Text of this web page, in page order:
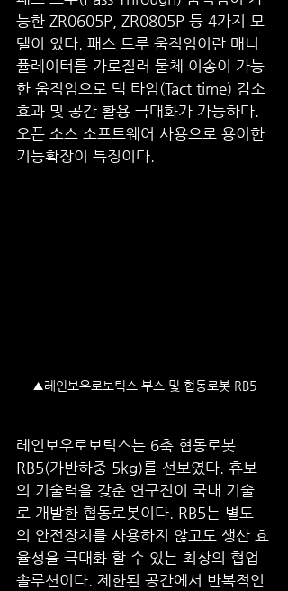
능한 ZR0605P, ZR0805P 등 4가지 모
델이 있다. 패스 트루 움직임이란 매니
퓰레이터를 가로질러 물체 이송이 가능
한 움직임으로 택 타임(Tact time) 감소
효과 및 공간 활용 극대화가 가능하다.
오픈 소스 소프트웨어 사용으로 용이한
기능확장이 특징이다.
▲레인보우로보틱스 부스 및 협동로봇 RB5
레인보우로보틱스는 6축 협동로봇
RB5(가반하중 5kg)를 선보였다. 휴보
의 기술력을 갖춘 연구진이 국내 기술
로 개발한 협동로봇이다. RB5는 별도
의 안전장치를 사용하지 않고도 생산 효
율성을 극대화 할 수 있는 최상의 협업
솔루션이다. 제한된 공간에서 반복적인